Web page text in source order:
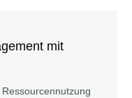
mit